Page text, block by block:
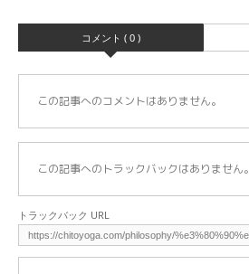
コメント ( 0 )
この記事へのコメントはありません。
この記事へのトラックバックはありません。
トラックバック URL